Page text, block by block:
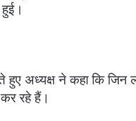
हुए अध्यक्ष ने कहा कि
रहे हैं।